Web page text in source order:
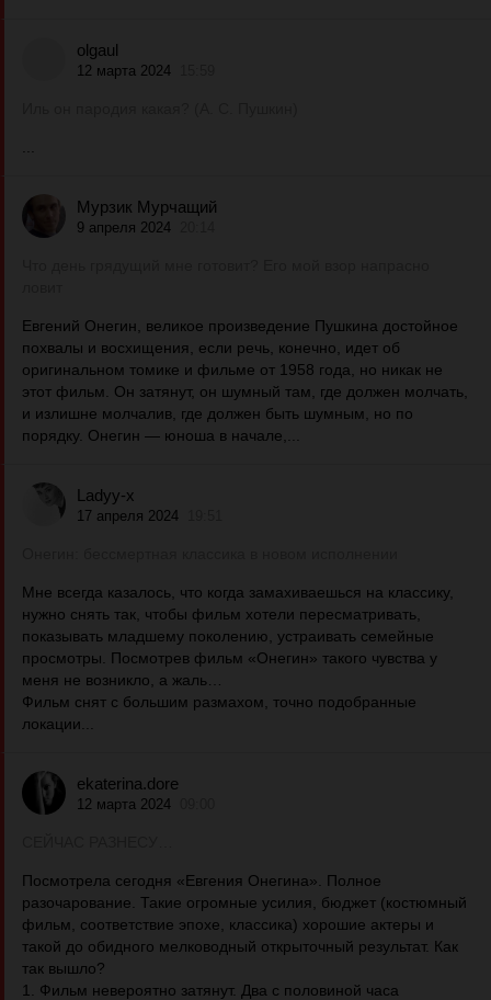
olgaul
12 марта 2024
Мурзик Мурчащий
9 апреля 2024
Евгений Онегин, великое произведение Пушкина достойное
похвалы и восхищения, если речь, конечно, идет об
оригинальном томике и фильме от 1958 года, но никак не
этот фильм. Он затянут, он шумный там, где должен молчать,
и излишне молчалив, где должен быть шумным, но по
порядку. Онегин — юноша в начале,...
Ladyy-x
17 апреля 2024
Мне всегда казалось, что когда замахиваешься на классику,
нужно снять так, чтобы фильм хотели пересматривать,
показывать младшему поколению, устраивать семейные
просмотры. Посмотрев фильм «Онегин» такого чувства у
меня не возникло, а жаль…
Фильм снят с большим размахом, точно подобранные
локации...
ekaterina.dore
12 марта 2024
Посмотрела сегодня «Евгения Онегина». Полное
разочарование. Такие огромные усилия, бюджет (костюмный
фильм, соответствие эпохе, классика) хорошие актеры и
такой до обидного мелководный открыточный результат. Как
так вышло?
1. Фильм невероятно затянут. Два с половиной часа